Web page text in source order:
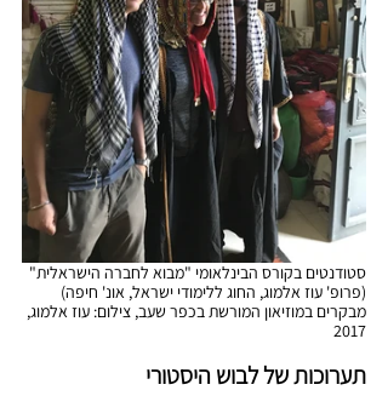
סטודנטים בקורס הבינלאומי "מבוא לחברה הישראלית"
(פרופ' עוז אלמוג, החוג ללימודי ישראל, אונ' חיפה)
מבקרים במוזיאון המורשת בכפר שעב, צילום: עוז אלמוג,
2017
תערוכות של לבוש היסטורי